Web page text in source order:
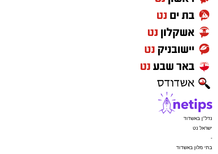
נדל"ן באשדוד
ישראל נט
-
בתי מלון באשדוד